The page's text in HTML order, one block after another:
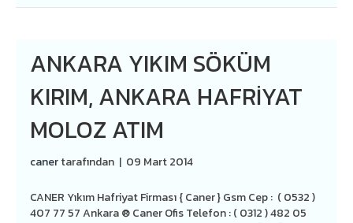
ANKARA YIKIM SÖKÜM
KIRIM, ANKARA HAFRİYAT
MOLOZ ATIM
canertarafından | 09 Mart 2014
CANER Yıkım Hafriyat Firması { Caner } Gsm Cep : ( 0532 )
407 77 57 Ankara ® Caner Ofis Telefon : ( 0312 ) 482 05